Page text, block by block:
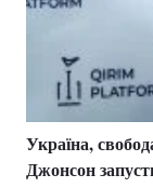
Україна,
Джонсон